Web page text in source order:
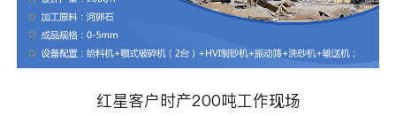
红星客户时产200吨工作现场